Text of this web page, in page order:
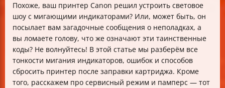
Почему иногда принтер всё равно ругается после
заправки?
Часто задаваемые вопросы (FAQ)
Чек-лист по устранению ошибок и сбросу принтера
Canon
Заключение
Похоже, ваш принтер Canon решил устроить световое
шоу с мигающими индикаторами? Или, может быть, он
посылает вам загадочные сообщения о неполадках, а
вы ломаете голову, что же означают эти таинственные
коды? Не волнуйтесь! В этой статье мы разберём все
тонкости мигания индикаторов, ошибок и способов
сбросить принтер после заправки картриджа. Кроме
того, расскажем про сервисный режим и памперс — тот